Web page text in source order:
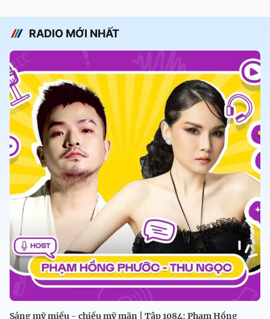
RADIO MỚI NHẤT
Sáng mỹ miều - chiều mỹ mãn | Tập 1084: Phạm Hồng